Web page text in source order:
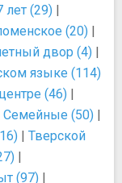
лет (29) |
(20) |
двор (4) |
языке (114)
(46) |
Семейные (50) |
| Тверской
|
(97) |